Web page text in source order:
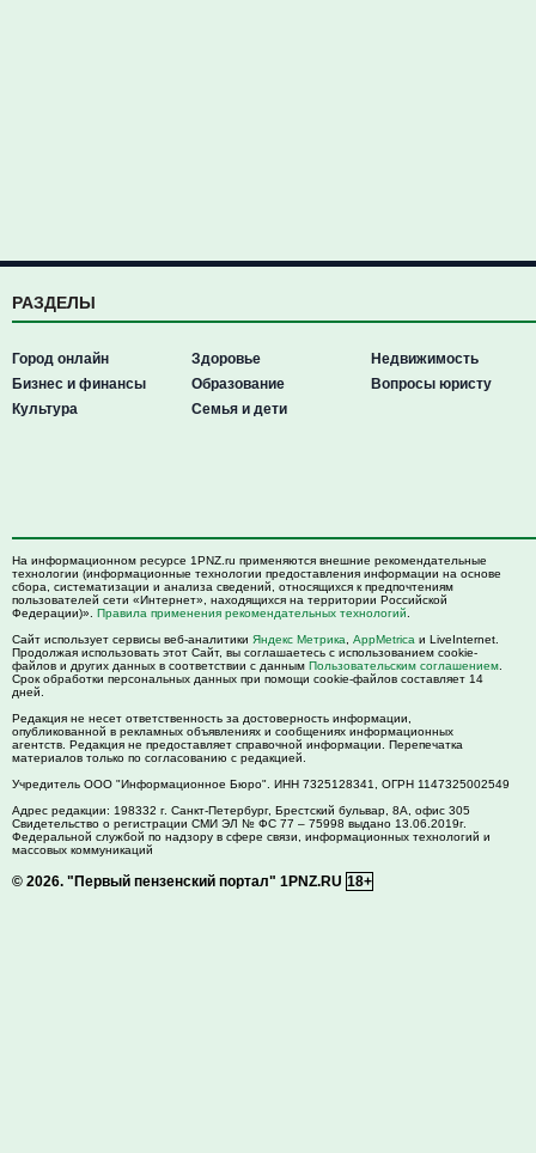
РАЗДЕЛЫ
Город онлайн
Бизнес и финансы
Культура
Здоровье
Образование
Семья и дети
Недвижимость
Вопросы юристу
На информационном ресурсе 1PNZ.ru применяются внешние рекомендательные
технологии (информационные технологии предоставления информации на основе
сбора, систематизации и анализа сведений, относящихся к предпочтениям
пользователей сети «Интернет», находящихся на территории Российской
Федерации)». Правила применения рекомендательных технологий
Сайт использует сервисы веб-аналитики Яндекс Метрика AppMetrica и LiveInternet.
Продолжая использовать этот Сайт, вы соглашаетесь с использованием cookie-
файлов и других данных в соответствии с данным Пользовательским соглашением
Срок обработки персональных данных при помощи cookie-файлов составляет 14
дней.
Редакция не несет ответственность за достоверность информации,
опубликованной в рекламных объявлениях и сообщениях информационных
агентств. Редакция не предоставляет справочной информации. Перепечатка
материалов только по согласованию с редакцией.
Учредитель ООО "Информационное Бюро". ИНН 7325128341, ОГРН 1147325002549
Адрес редакции: 198332 г. Санкт-Петербург, Брестский бульвар, 8А, офис 305
Свидетельство о регистрации СМИ ЭЛ № ФС 77 – 75998 выдано 13.06.2019г.
Федеральной службой по надзору в сфере связи, информационных технологий и
массовых коммуникаций
© 2026. "Первый пензенский портал" 1PNZ.RU 18+